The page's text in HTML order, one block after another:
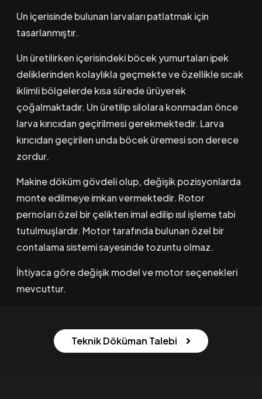
Un içerisinde bulunan larvaları patlatmak için
tasarlanmıştır.
Un üretilirken içerisindeki böcek yumurtaları ipek
deliklerinden kolaylıkla geçmekte ve özellikle sıcak
iklimli bölgelerde kısa sürede ürüyerek
çoğalmaktadır. Un üretilip silolara konmadan önce
larva kırıcıdan geçirilmesi gerekmektedir. Larva
kırıcıdan geçirilen unda böcek üremesi son derece
zordur.
Makine döküm gövdeli olup, değişik pozisyonlarda
monte edilmeye imkan vermektedir. Rotor
pernoları özel bir çelikten imal edilip ısıl işleme tabi
tutulmuşlardır. Motor tarafında bulunan özel bir
contalama sistemi sayesinde tozuntu olmaz.
İhtiyaca göre değişik model ve motor seçenekleri
mevcuttur.
Teknik Döküman Talebi